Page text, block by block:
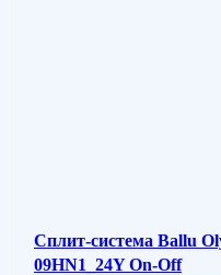
Сплит-система Ballu
09HN1_24Y On-Off